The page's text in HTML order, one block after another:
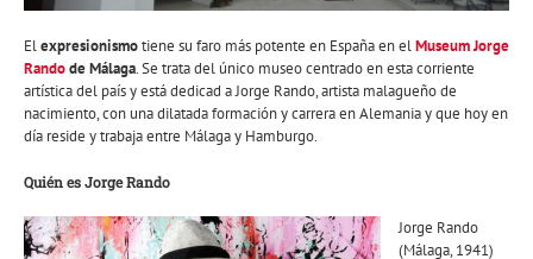
Elexpresionismotiene su faro más potente en España en elMuseum Jorge
Randode Málaga. Se trata del único museo centrado en esta corriente
artística del país y está dedicad a Jorge Rando, artista malagueño de
nacimiento, con una dilatada formación y carrera en Alemania y que hoy en
día reside y trabaja entre Málaga y Hamburgo.
Quién es Jorge Rando
Jorge Rando
(Málaga, 1941)